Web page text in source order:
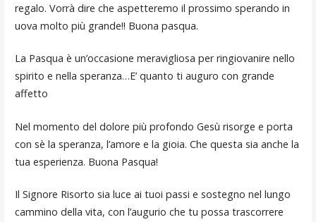
regalo. Vorrà dire che aspetteremo il prossimo sperando in
uova molto più grande!! Buona pasqua.
La Pasqua è un’occasione meravigliosa per ringiovanire nello
spirito e nella speranza…E’ quanto ti auguro con grande
affetto
Nel momento del dolore più profondo Gesù risorge e porta
con sè la speranza, l’amore e la gioia. Che questa sia anche la
tua esperienza. Buona Pasqua!
Il Signore Risorto sia luce ai tuoi passi e sostegno nel lungo
cammino della vita, con l’augurio che tu possa trascorrere